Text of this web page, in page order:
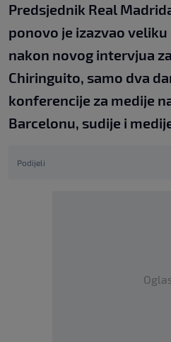
Predsjednik Real
ponovo je izazvao
nakon novog intervjua
Chiringuito, samo dva
konferencije za medije
Barcelonu, sudije i
Podijeli